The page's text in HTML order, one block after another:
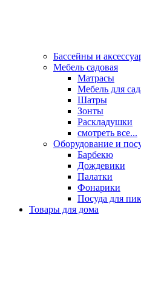
Бассейны и
Мебель садовая
Матрасы
Мебель для
Шатры
Зонты
Раскладушки
смотреть все...
Оборудование и
Барбекю
Дождевики
Палатки
Фонарики
Посуда для
Товары для дома